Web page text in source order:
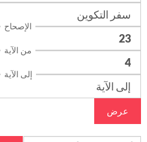
الإصحاح
من الآية
إلى الآية
عرض